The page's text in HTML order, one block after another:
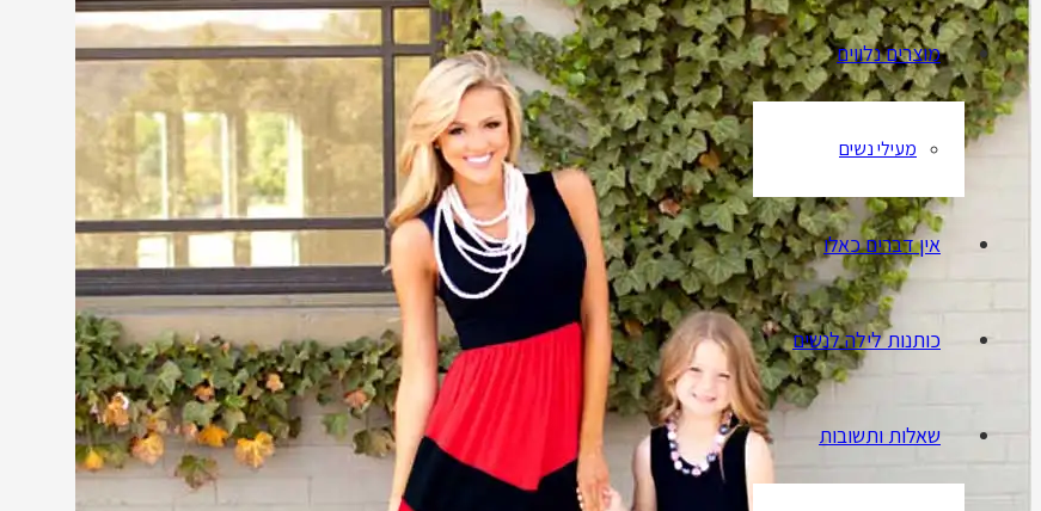
מוצרים נלווים
מעילי נשים
אין דברים כאלו
כותנות לילה לנשים
שאלות ותשובות